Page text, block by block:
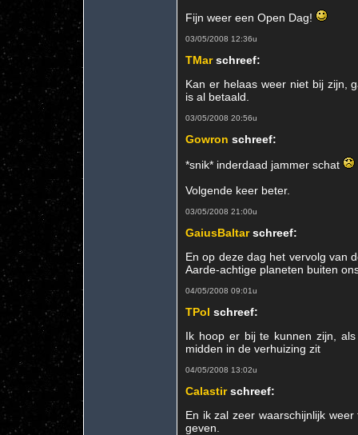
Fijn weer een Open Dag!
03/05/2008 12:36u
TMarschreef:
Kan er helaas weer niet bij zijn,
is al betaald.
03/05/2008 20:56u
Gowron schreef:
*snik* inderdaad jammer schat
Volgende keer beter.
03/05/2008 21:00u
GaiusBaltarschreef:
En op deze dag het vervolg van
Aarde-achtige planeten buiten
04/05/2008 09:01u
TPol schreef:
Ik hoop er bij te kunnen zijn,
midden in de verhuizing zit
04/05/2008 13:02u
Calastirschreef:
En ik zal zeer waarschijnlijk
geven.